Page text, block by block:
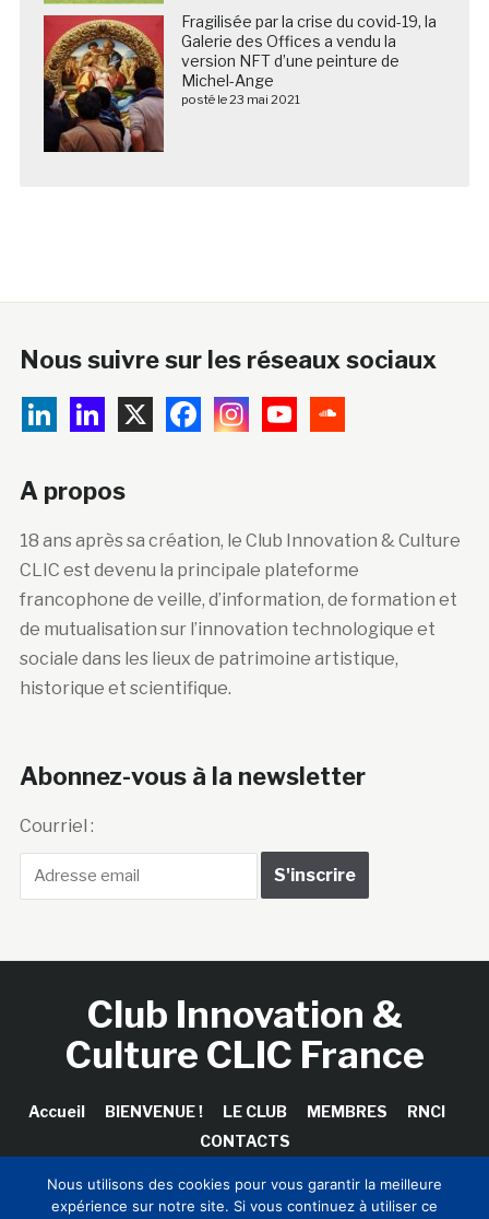
Fragilisée par la crise du covid-19, la
Galerie des Offices a vendu la
version NFT d’une peinture de
Michel-Ange
posté le 23 mai 2021
Nous suivre sur les réseaux sociaux
A propos
18 ans après sa création, le Club Innovation & Culture
CLIC est devenu la principale plateforme
francophone de veille, d’information, de formation et
de mutualisation sur l’innovation technologique et
sociale dans les lieux de patrimoine artistique,
historique et scientifique.
Abonnez-vous à la newsletter
Courriel :
Club Innovation &
Culture CLIC France
Accueil BIENVENUE ! LE CLUB MEMBRES
RNCI
CONTACTS
Nous utilisons des cookies pour vous garantir la meilleure
expérience sur notre site. Si vous continuez à utiliser ce